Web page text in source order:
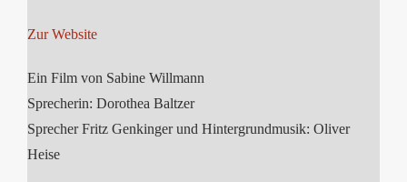
Zur Website
Ein Film von Sabine Willmann
Sprecherin: Dorothea Baltzer
Sprecher Fritz Genkinger und Hintergrundmusik: Oliver
Heise